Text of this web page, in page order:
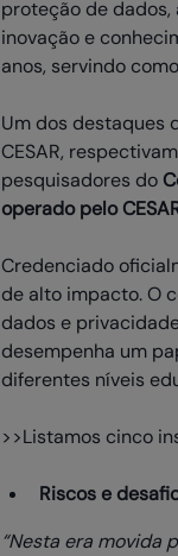
proteção de
inovação e
anos, servindo
Um dos destaques
CESAR,
pesquisadores do
operado pelo
Credenciado
de alto impacto. O
dados e
desempenha um
diferentes níveis
>>Listamos cinco
Riscos e
“Nesta era movida